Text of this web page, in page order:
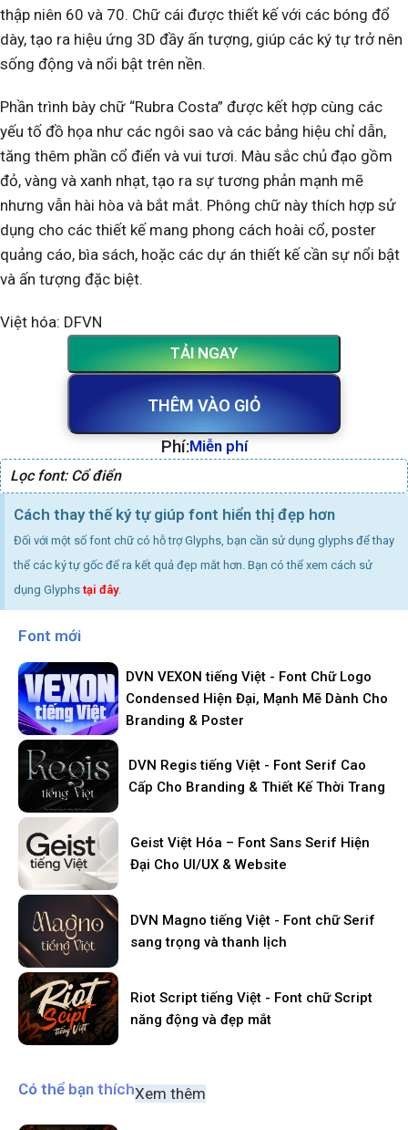
thập niên 60 và 70. Chữ cái được thiết kế với các bóng đổ
dày, tạo ra hiệu ứng 3D đầy ấn tượng, giúp các ký tự trở nên
sống động và nổi bật trên nền.
Phần trình bày chữ “Rubra Costa” được kết hợp cùng các
yếu tố đồ họa như các ngôi sao và các bảng hiệu chỉ dẫn,
tăng thêm phần cổ điển và vui tươi. Màu sắc chủ đạo gồm
đỏ, vàng và xanh nhạt, tạo ra sự tương phản mạnh mẽ
nhưng vẫn hài hòa và bắt mắt. Phông chữ này thích hợp sử
dụng cho các thiết kế mang phong cách hoài cổ, poster
quảng cáo, bìa sách, hoặc các dự án thiết kế cần sự nổi bật
và ấn tượng đặc biệt.
Việt hóa: DFVN
THÊM VÀO GIỎ
TẢI NGAY
Phí:Miễn phí
Lọc font: Cổ điển
Cách thay thế ký tự giúp font hiển thị đẹp hơn
Đối với một số font chữ có hỗ trợ Glyphs, bạn cần sử dụng glyphs để thay
thể các ký tự gốc để ra kết quả đẹp mắt hơn. Bạn có thể xem cách sử
dụng Glyphs tại đây.
Font mới
DVN VEXON tiếng Việt - Font Chữ Logo
Condensed Hiện Đại, Mạnh Mẽ Dành Cho
Branding & Poster
DVN Regis tiếng Việt - Font Serif Cao
Cấp Cho Branding & Thiết Kế Thời Trang
Geist Việt Hóa – Font Sans Serif Hiện
Đại Cho UI/UX & Website
DVN Magno tiếng Việt - Font chữ Serif
sang trọng và thanh lịch
Riot Script tiếng Việt - Font chữ Script
năng động và đẹp mắt
Có thể bạn thíchXem thêm